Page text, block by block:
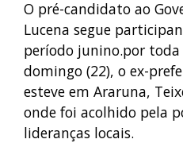
O pré-candidato ao
Lucena segue
período junino.por toda
domingo (22), o ex-
esteve em Araruna,
onde foi acolhido pela
lideranças locais.